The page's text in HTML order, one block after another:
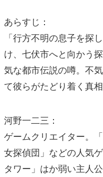
あらすじ：
「行方不明の息子を探
け、七伏市へと向かう
気な都市伝説の噂。不
て彼らがたどり着く真
河野一二三：
ゲームクリエイター。
女探偵団」などの人気
タワー」はか弱い主人